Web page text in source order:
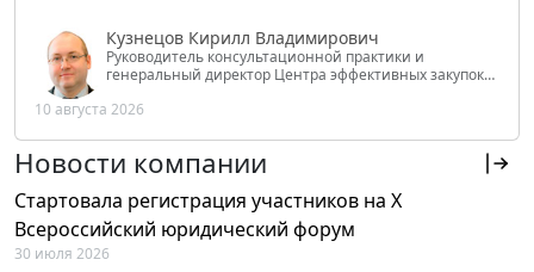
Кузнецов Кирилл Владимирович
Руководитель консультационной практики и
генеральный директор Центра эффективных закупок
РФ
10 августа 2026
Новости компании
Стартовала регистрация участников на X
Всероссийский юридический форум
30 июля 2026